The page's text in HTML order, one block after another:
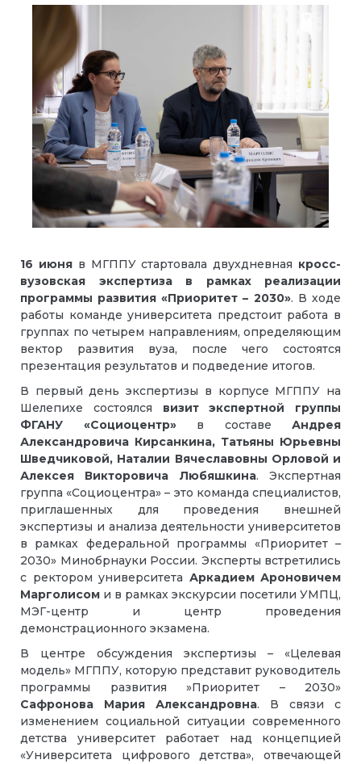
16 июняв МГППУ стартовала двухдневная кросс-
вузовская экспертиза в рамках реализации
программы развития «Приоритет – 2030». В ходе
работы команде университета предстоит работа в
группах по четырем направлениям, определяющим
вектор развития вуза, после чего состоятся
презентация результатов и подведение итогов.
В первый день экспертизы в корпусе МГППУ на
Шелепихе состоялся визит экспертной группы
ФГАНУ «Социоцентр»в составе Андрея
Александровича Кирсанкина, Татьяны Юрьевны
Шведчиковой, Наталии Вячеславовны Орловой и
Алексея Викторовича Любяшкина. Экспертная
группа «Социоцентра» – это команда специалистов,
приглашенных для проведения внешней
экспертизы и анализа деятельности университетов
в рамках федеральной программы «Приоритет –
2030» Минобрнауки России. Эксперты встретились
с ректором университета Аркадием Ароновичем
Марголисом и в рамках экскурсии посетили УМПЦ,
МЭГ-центр и центр проведения
демонстрационного экзамена.
В центре обсуждения экспертизы – «Целевая
модель» МГППУ, которую представит руководитель
программы развития »Приоритет – 2030»
Сафронова Мария Александровна. В связи с
изменением социальной ситуации современного
детства университет работает над концепцией
«Университета цифрового детства», отвечающей